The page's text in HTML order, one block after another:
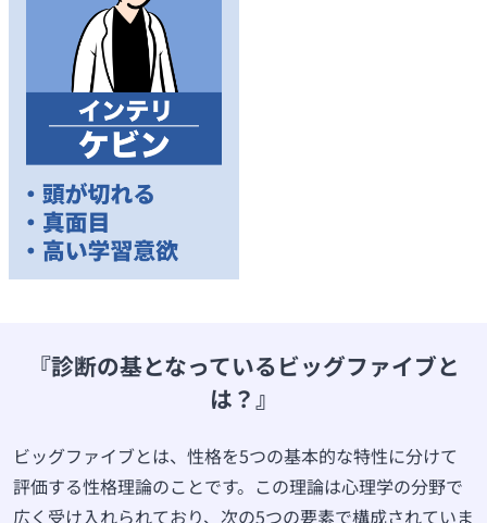
『診断の基となっているビッグファイブと
は？』
ビッグファイブとは、性格を5つの基本的な特性に分けて
評価する性格理論のことです。この理論は心理学の分野で
広く受け入れられており、次の5つの要素で構成されていま